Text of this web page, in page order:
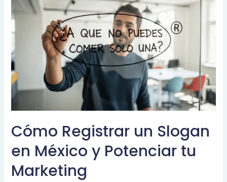
Cómo Registrar un Slogan
en México y Potenciar tu
Marketing